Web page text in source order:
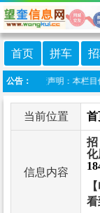
首页 拼车
公告：
息港 免责声明：本栏目
当前位置 首
信息内容
招
化
看